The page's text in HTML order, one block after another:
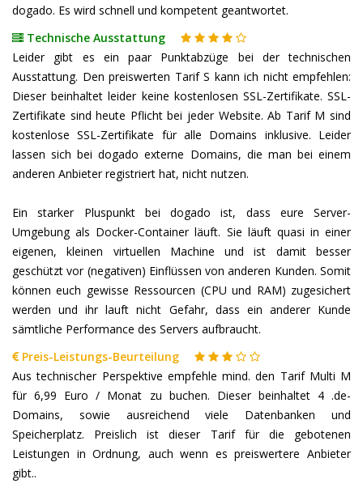
dogado. Es wird schnell und kompetent geantwortet.
Technische Ausstattung
Leider gibt es ein paar Punktabzüge bei der technischen
Ausstattung. Den preiswerten Tarif S kann ich nicht empfehlen:
Dieser beinhaltet leider keine kostenlosen SSL-Zertifikate. SSL-
Zertifikate sind heute Pflicht bei jeder Website. Ab Tarif M sind
kostenlose SSL-Zertifikate für alle Domains inklusive. Leider
lassen sich bei dogado externe Domains, die man bei einem
anderen Anbieter registriert hat, nicht nutzen.
Ein starker Pluspunkt bei dogado ist, dass eure Server-
Umgebung als Docker-Container läuft. Sie läuft quasi in einer
eigenen, kleinen virtuellen Machine und ist damit besser
geschützt vor (negativen) Einflüssen von anderen Kunden. Somit
können euch gewisse Ressourcen (CPU und RAM) zugesichert
werden und ihr lauft nicht Gefahr, dass ein anderer Kunde
sämtliche Performance des Servers aufbraucht.
Preis-Leistungs-Beurteilung
Aus technischer Perspektive empfehle mind. den Tarif Multi M
für 6,99 Euro / Monat zu buchen. Dieser beinhaltet 4 .de-
Domains, sowie ausreichend viele Datenbanken und
Speicherplatz. Preislich ist dieser Tarif für die gebotenen
Leistungen in Ordnung, auch wenn es preiswertere Anbieter
gibt..